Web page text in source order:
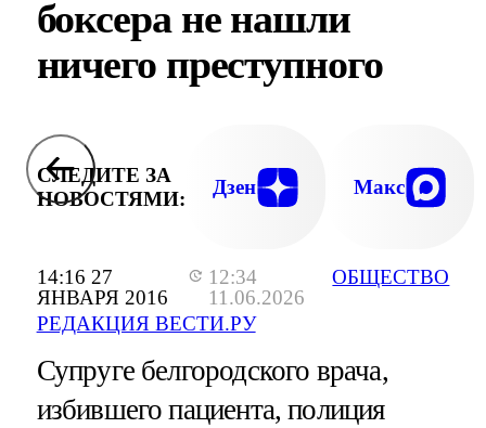
14:16 27
ЯНВАРЯ 2016
12:34
11.06.2026
РЕДАКЦИЯ ВЕСТИ.РУ
ОБЩЕСТВО
боксера не нашли
ничего преступного
СЛЕДИТЕ ЗА
НОВОСТЯМИ:
Дзен Макс
Супруге белгородского врача,
избившего пациента, полиция